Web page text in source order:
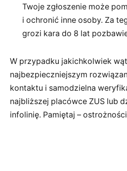
Twoje zgłoszenie może
i ochronić inne osoby. Za
grozi kara do 8 lat
W przypadku jakichkolwiek
najbezpieczniejszym
kontaktu i samodzielna
najbliższej placówce ZUS lub
infolinię. Pamiętaj –